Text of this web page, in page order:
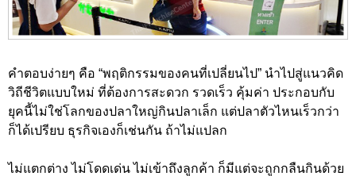
คำตอบง่ายๆ คือ “พฤติกรรมของคนที่เปลี่ยนไป” นำไปสู่แนวคิด
วิถีชีวิตแบบใหม่ ที่ต้องการสะดวก รวดเร็ว คุ้มค่า ประกอบกับ
ยุคนี้ไม่ใช่โลกของปลาใหญ่กินปลาเล็ก แต่ปลาตัวไหนเร็วกว่า
ก็ได้เปรียบ ธุรกิจเองก็เช่นกัน ถ้าไม่แปลก
ไม่แตกต่าง ไม่โดดเด่น ไม่เข้าถึงลูกค้า ก็มีแต่จะถูกกลืนกินด้วย